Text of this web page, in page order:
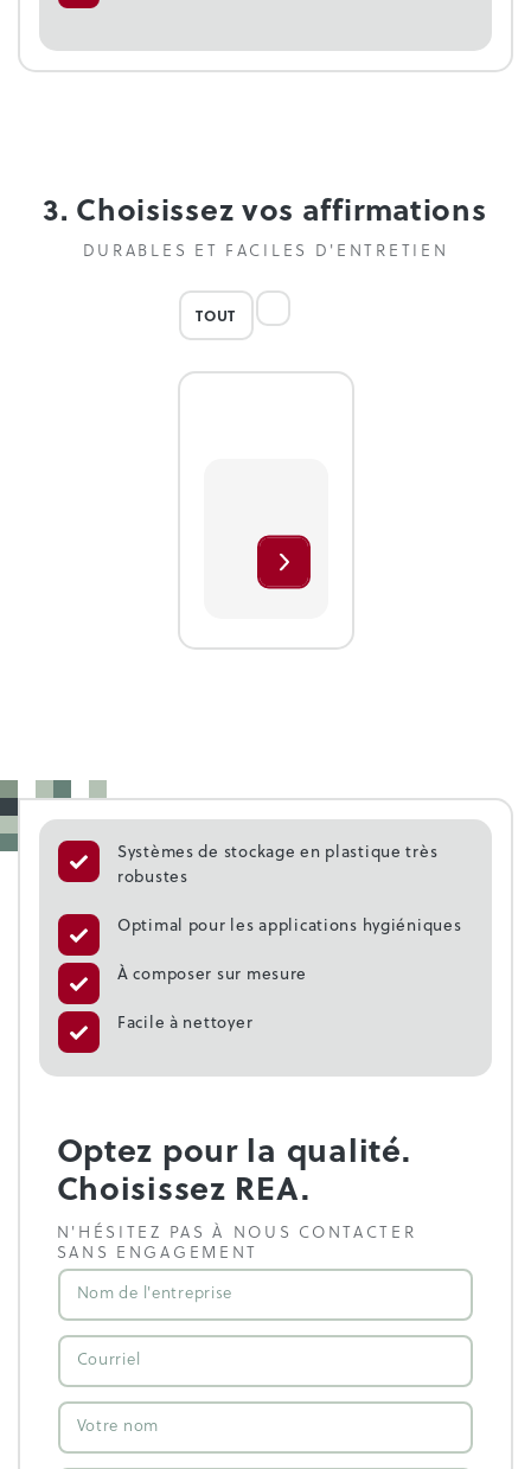
3. Choisissez vos affirmations
DURABLES ET FACILES D'ENTRETIEN
TOUT
Optez pour la qualité.
Choisissez REA.
N'HÉSITEZ PAS À NOUS CONTACTER
SANS ENGAGEMENT
Systèmes de stockage en plastique très
robustes
Optimal pour les applications hygiéniques
À composer sur mesure
Facile à nettoyer